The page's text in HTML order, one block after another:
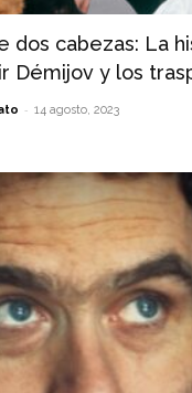
dos cabezas: La
Démijov y los
- 14 agosto, 2023